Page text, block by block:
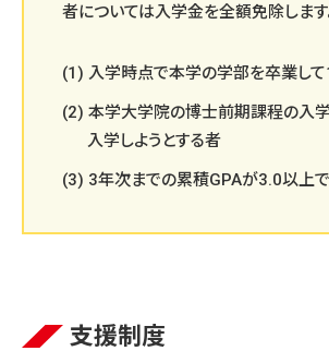
者については入学金を全額免除します
(1) 入学時点で本学の学部を卒業し
(2) 本学大学院の博士前期課程の入
入学しようとする者
(3) 3年次までの累積GPAが3.0以上
支援制度